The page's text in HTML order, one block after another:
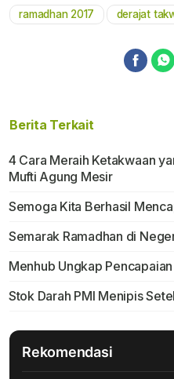
ramadhan 2017 derajat
Berita Terkait
4 Cara Meraih Ketakwaan
Mufti Agung Mesir
Semoga Kita Berhasil
Semarak Ramadhan di
Menhub Ungkap
Stok Darah PMI Menipis
Rekomendasi